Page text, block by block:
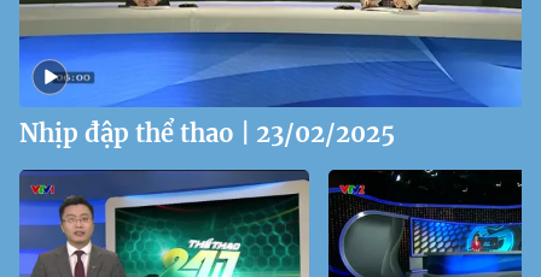
Nhịp đập thể thao | 23/02/2025